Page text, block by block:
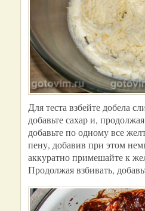
Для теста взбейте добела
добавьте сахар и,
добавьте по одному все
пену, добавив при этом
аккуратно примешайте к
Продолжая взбивать,